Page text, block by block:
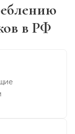
в РФ